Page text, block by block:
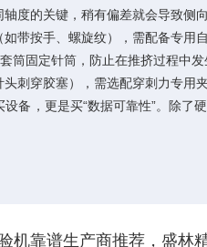
的关键，稍有偏差就会导致侧向
按手、螺旋纹），需配备专用自
固定针筒，防止在推挤过程中发
穿胶塞），需选配穿刺力专用夹
，更是买“数据可靠性”。除了
机靠谱生产商推荐，盛林